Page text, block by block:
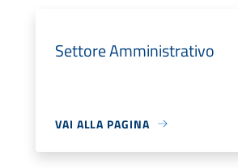
Settore Amministrativo
VAI ALLA PAGINA